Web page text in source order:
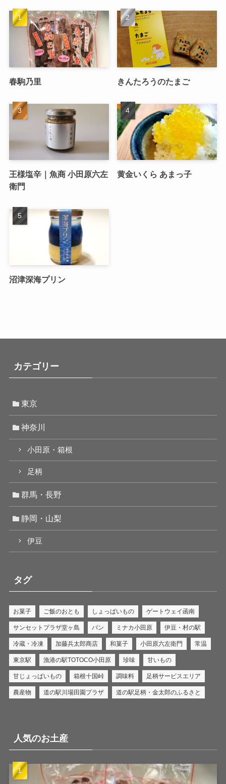
春駒乃里 きんたろうのたまご
王様塩辛｜魚商 小田原六左
衛門
黄金いくら あまっ子
沼津深海プリン
カテゴリー
東京
神奈川
小田原・箱根
足柄
群馬・長野
静岡・山梨
伊豆
タグ
お菓子 ご飯のおとも しょっぱいもの ゲートウェイ函南
サンセットプラザ堂ヶ島 パン ミナカ小田原 伊豆・村の駅
冷蔵・冷凍 加藤兵太郎商店 和菓子 小田原六左衛門 常温
東京駅 漁港の駅TOTOCO小田原 珍味 甘いもの
甘じょっぱいもの 箱根十国峠 調味料 足柄サービスエリア
農産物 道の駅川場田園プラザ 道の駅足柄・金太郎のふるさと
人気のお土産